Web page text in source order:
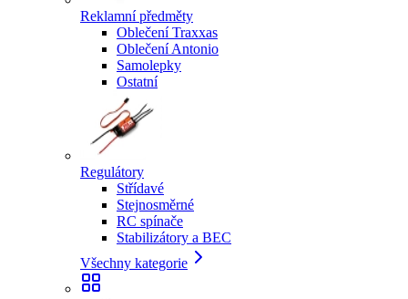
Reklamní předměty
Oblečení Traxxas
Oblečení Antonio
Samolepky
Ostatní
Regulátory
Střídavé
Stejnosměrné
RC spínače
Stabilizátory a BEC
Všechny kategorie